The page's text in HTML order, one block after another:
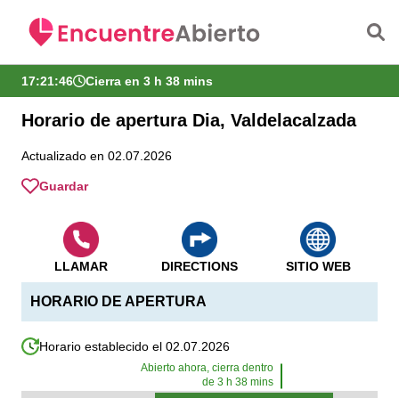
17:21:46 Cierra en 3 h 38 mins
Horario de apertura Dia, Valdelacalzada
Actualizado en 02.07.2026
Guardar
HORARIO DE APERTURA
Horario establecido el 02.07.2026
Abierto ahora, cierra dentro
de 3 h 38mins
LLAMAR DIRECTIONS SITIO WEB